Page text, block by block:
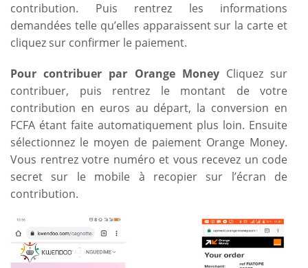
contribution. Puis rentrez les informations
demandées telle qu’elles apparaissent sur la carte et
cliquez sur confirmer le paiement.
Pour contribuer par Orange MoneyCliquez sur
contribuer, puis rentrez le montant de votre
contribution en euros au départ, la conversion en
FCFA étant faite automatiquement plus loin. Ensuite
sélectionnez le moyen de paiement Orange Money.
Vous rentrez votre numéro et vous recevez un code
secret sur le mobile à recopier sur l’écran de
contribution.